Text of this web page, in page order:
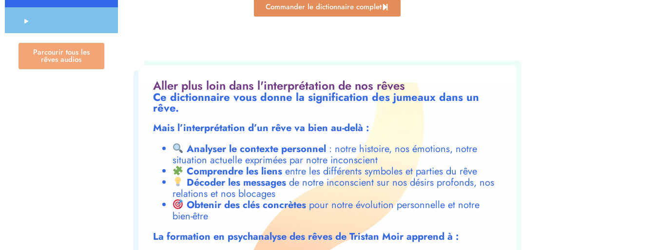
Parcourir tous les
rêves audios
Commander le dictionnaire complet
Aller plus loin dans l'interprétation de nos rêves
Ce dictionnaire vous donne la signification des jumeaux dans un
rêve.
Mais l’interprétation d’un rêve va bien au-delà :
Analyser le contexte personnel: notre histoire, nos émotions, notre
situation actuelle exprimées par notre inconscient
Comprendre les liensentre les différents symboles et parties du rêve
Décoder les messagesde notre inconscient sur nos désirs profonds, nos
relations et nos blocages
Obtenir des clés concrètespour notre évolution personnelle et notre
bien-être
La formation en psychanalyse des rêves de Tristan Moir apprend à :